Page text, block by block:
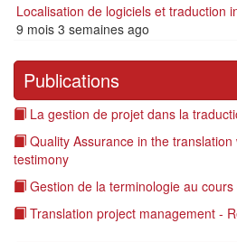
Localisation de logiciels et traduction
9 mois 3 semaines ago
Publications
La gestion de projet dans la
Quality Assurance in the translation
testimony
Gestion de la terminologie au
Translation project management -